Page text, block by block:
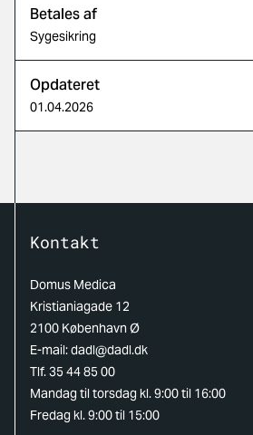
Betales af
Sygesikring
Opdateret
01.04.2026
Kontakt
Domus Medica
Kristianiagade 12
2100 København Ø
E-mail:dadl@dadl.dk
Tlf. 35 44 85 00
Mandag til torsdag kl. 9:00 til 16:00
Fredag kl. 9:00 til 15:00